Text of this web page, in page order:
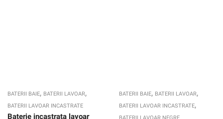
BATERII BAIE, BATERII LAVOAR,
BATERII LAVOAR INCASTRATE
Baterie incastrata lavoar
BATERII BAIE, BATERII LAVOAR,
BATERII LAVOAR INCASTRATE,